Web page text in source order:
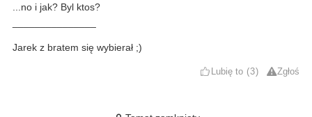
...no i jak? Byl ktos?
Jarek z bratem się wybierał ;)
Lubię to 3 Zgłoś